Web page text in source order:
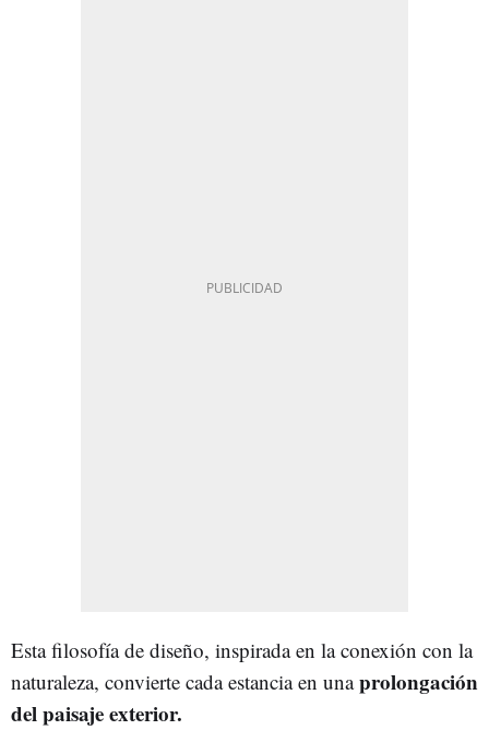
Esta filosofía de diseño, inspirada en la conexión con la
naturaleza, convierte cada estancia en unaprolongación
del paisaje exterior.